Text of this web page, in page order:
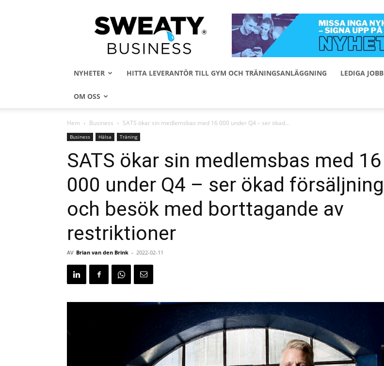
Sweaty
Business
NYHETER HITTA LEVERANTÖR TILL GYM OCH TRÄNINGSANLÄGGNING LEDIGA JOBB
OM OSS
Hem Business SATS ökar sin medlemsbas med 16 000 under Q4 – ser ökad...
Business Hälsa Träning
SATS ökar sin medlemsbas med 16
000 under Q4 – ser ökad försäljning
och besök med borttagande av
restriktioner
AV Brian van den Brink - 2022-02-11